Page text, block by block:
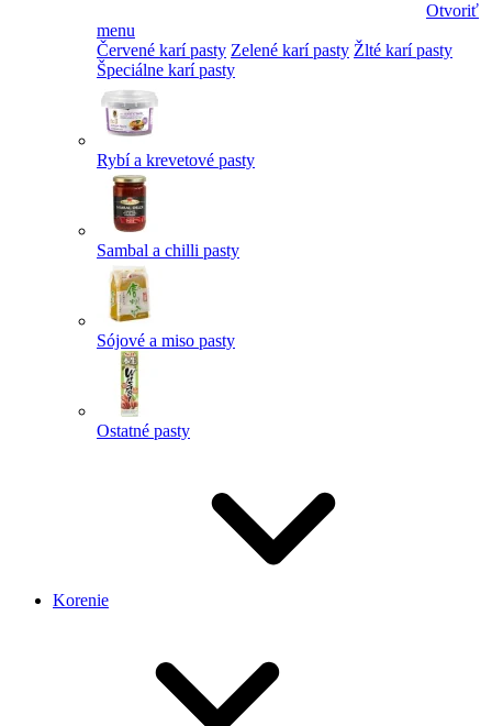
Otvoriť
menu
Červené karí pasty Zelené karí pasty Žlté karí pasty
Špeciálne karí pasty
Rybí a krevetové pasty
Sambal a chilli pasty
Sójové a miso pasty
Ostatné pasty
Korenie